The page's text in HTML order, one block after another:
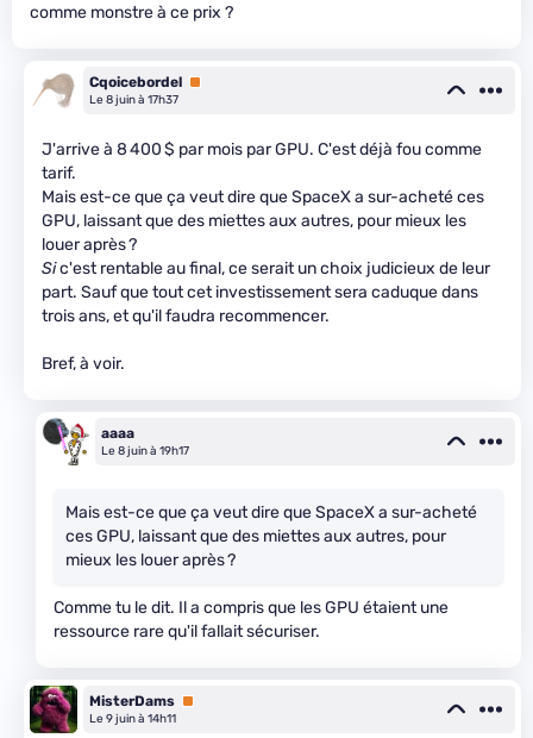
comme monstre à ce prix ?
Cqoicebordel Premium
Le 8 juin à 17h37
J'arrive à 8 400 $ par mois par GPU. C'est déjà fou comme
tarif.
Mais est-ce que ça veut dire que SpaceX a sur-acheté ces
GPU, laissant que des miettes aux autres, pour mieux les
louer après ?
Sic'est rentable au final, ce serait un choix judicieux de leur
part. Sauf que tout cet investissement sera caduque dans
trois ans, et qu'il faudra recommencer.
Bref, à voir.
aaaa
Le 8 juin à 19h17
Mais est-ce que ça veut dire que SpaceX a sur-acheté
ces GPU, laissant que des miettes aux autres, pour
mieux les louer après ?
Comme tu le dit. Il a compris que les GPU étaient une
ressource rare qu'il fallait sécuriser.
MisterDams Premium
Le 9 juin à 14h11